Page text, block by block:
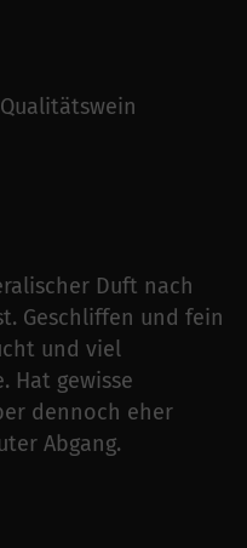
Qualitätswein
Duft nach
Geschliffen und fein
und viel
Hat gewisse
dennoch eher
Abgang.